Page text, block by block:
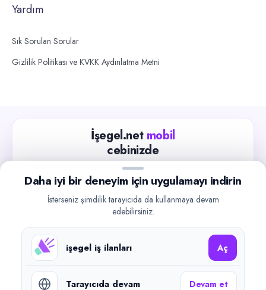
Yardım
Sık Sorulan Sorular
Gizlilik Politikası ve KVKK Aydınlatma Metni
İşegel.net mobil
cebinizde
Güncel iş ilanlarını takip edin, işverenlerle hızlıca
iletişime geçin.
Google Play
©2026işegel.net. Tüm hakları saklıdır.
Daha iyi bir deneyim için uygulamayı indirin
İsterseniz şimdilik tarayıcıda da kullanmaya devam
edebilirsiniz.
işegel iş ilanları Aç
Tarayıcıda devam Devam et